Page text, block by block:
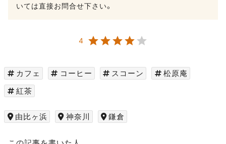
いては直接お問合せ下さい。
4
カフェ コーヒー スコーン
松原庵
紅茶
由比ヶ浜 神奈川 鎌倉